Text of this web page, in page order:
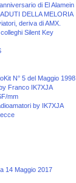
di El Alamein
DELLA MELORIA
deriva di AMX.
Silent Key
N° 5 del Maggio 1998
Franco IK7XJA
mm
by IK7XJA
14 Maggio 2017